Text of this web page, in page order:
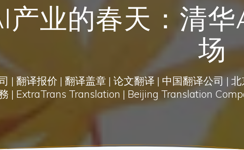
产业的春天：清
场
| 翻译报价 | 翻译盖章 | 论文翻译 | 中国翻译公司 |
| ExtraTrans Translation | Beijing Translation